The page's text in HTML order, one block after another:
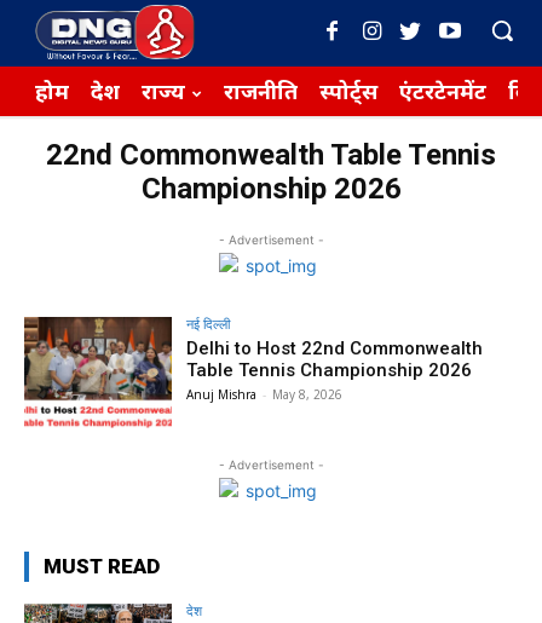
होम देश राज्य राजनीति स्पोर्ट्स एंटरटेनमेंट
22nd Commonwealth Table Tennis
Championship 2026
- Advertisement -
नई दिल्ली
Delhi to Host 22nd Commonwealth
Table Tennis Championship 2026
Anuj Mishra - May 8, 2026
- Advertisement -
MUST READ
देश